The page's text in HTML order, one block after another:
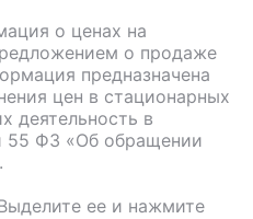
о ценах на
о продаже
предназначена
цен в стационарных
деятельность в
55 ФЗ «Об обращении
ее и нажмите